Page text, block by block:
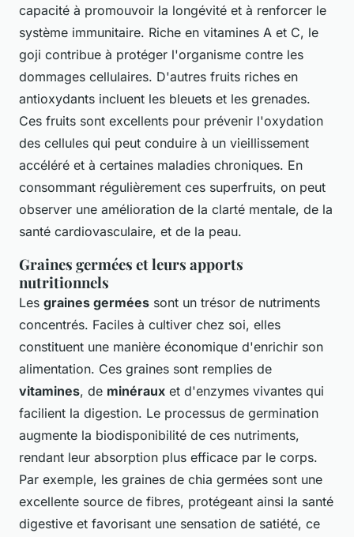
capacité à promouvoir la longévité et à renforcer le
système immunitaire. Riche en vitamines A et C, le
goji contribue à protéger l'organisme contre les
dommages cellulaires. D'autres fruits riches en
antioxydants incluent les bleuets et les grenades.
Ces fruits sont excellents pour prévenir l'oxydation
des cellules qui peut conduire à un vieillissement
accéléré et à certaines maladies chroniques. En
consommant régulièrement ces superfruits, on peut
observer une amélioration de la clarté mentale, de la
santé cardiovasculaire, et de la peau.
Graines germées et leurs apports
nutritionnels
Les graines germées sont un trésor de nutriments
concentrés. Faciles à cultiver chez soi, elles
constituent une manière économique d'enrichir son
alimentation. Ces graines sont remplies de
vitamines, de minéraux et d'enzymes vivantes qui
facilient la digestion. Le processus de germination
augmente la biodisponibilité de ces nutriments,
rendant leur absorption plus efficace par le corps.
Par exemple, les graines de chia germées sont une
excellente source de fibres, protégeant ainsi la santé
digestive et favorisant une sensation de satiété, ce